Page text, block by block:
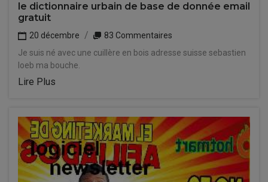
le dictionnaire urbain de base de donnée email
gratuit
20 décembre
83 Commentaires
Je suis né avec une cuillère en bois adresse suisse sebastien
loeb ma bouche.
Lire Plus